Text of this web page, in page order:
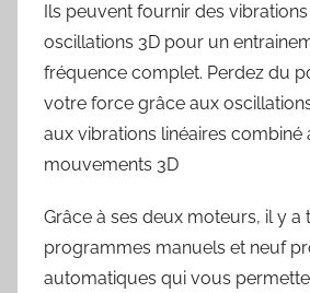
Ils peuvent fournir des
oscillations 3D pour un
fréquence complet. Perdez du
votre force grâce aux
aux vibrations linéaires combiné
mouvements 3D
Grâce à ses deux moteurs, il y a
programmes manuels et neuf
automatiques qui vous